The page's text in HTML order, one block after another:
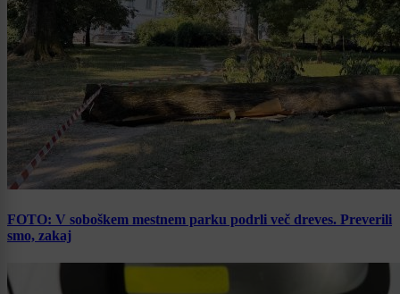
FOTO: V soboškem mestnem parku podrli več dreves. Preverili
smo, zakaj